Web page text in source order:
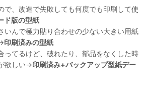
で、改造で失敗しても何度でも印刷して使
ド版の型紙
いんで極力貼り合わせの少ない大きい用紙
印刷済みの型紙
ってるけど、破れたり、部品をなくした時
欲しい→印刷済み+バックアップ型紙デー